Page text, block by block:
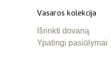
Vasaros kolekcija
Išrinkti dovaną
Ypatingi pasiūlymai